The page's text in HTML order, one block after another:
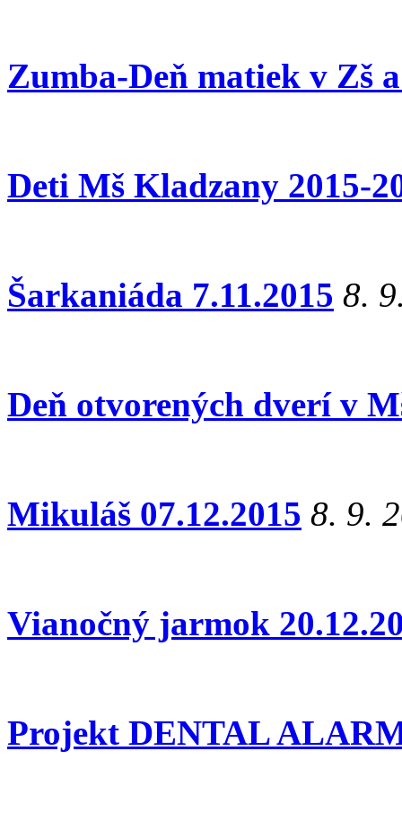
Zumba-Deň matiek v Zš
Deti Mš Kladzany 2015-
Šarkaniáda 7.11.2015 8.
Deň otvorených dverí v
Mikuláš 07.12.2015 8. 9.
Vianočný jarmok
Projekt DENTAL